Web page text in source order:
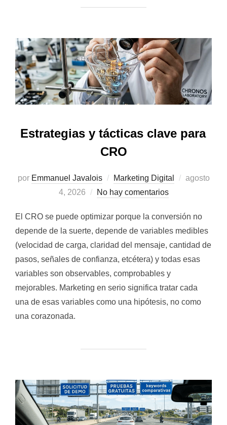
Estrategias y tácticas clave para
CRO
por Emmanuel Javalois Marketing Digital
Publicado
agosto
4, 2026
No hay comentarios
El CRO se puede optimizar porque la conversión no
depende de la suerte, depende de variables medibles
(velocidad de carga, claridad del mensaje, cantidad de
pasos, señales de confianza, etcétera) y todas esas
variables son observables, comprobables y
mejorables. Marketing en serio significa tratar cada
una de esas variables como una hipótesis, no como
una corazonada.